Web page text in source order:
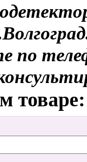
по
товаре: